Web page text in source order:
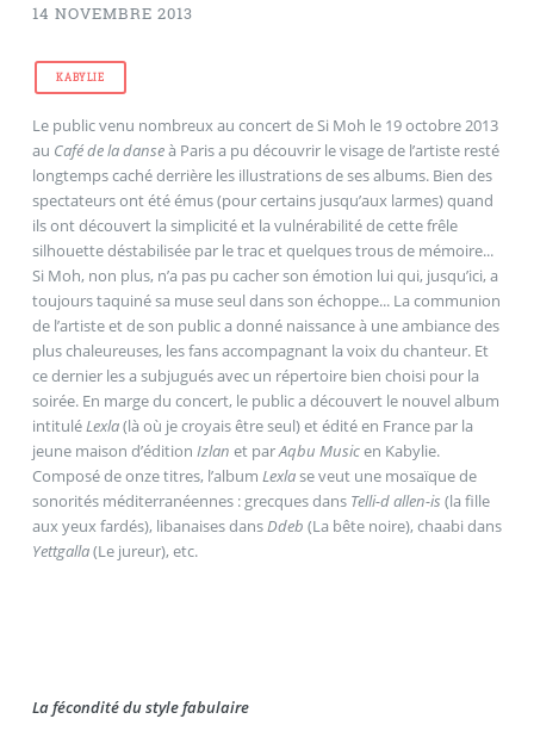
14 NOVEMBRE 2013
KABYLIE
Le public venu nombreux au concert de Si Moh le 19 octobre 2013
au Café de la danseà Paris a pu découvrir le visage de l’artiste resté
longtemps caché derrière les illustrations de ses albums. Bien des
spectateurs ont été émus (pour certains jusqu’aux larmes) quand
ils ont découvert la simplicité et la vulnérabilité de cette frêle
silhouette déstabilisée par le trac et quelques trous de mémoire...
Si Moh, non plus, n’a pas pu cacher son émotion lui qui, jusqu’ici, a
toujours taquiné sa muse seul dans son échoppe... La communion
de l’artiste et de son public a donné naissance à une ambiance des
plus chaleureuses, les fans accompagnant la voix du chanteur. Et
ce dernier les a subjugués avec un répertoire bien choisi pour la
soirée. En marge du concert, le public a découvert le nouvel album
intituléLexla(là où je croyais être seul) et édité en France par la
jeune maison d’édition Izlan et parAqbu Musicen Kabylie.
Composé de onze titres, l’album Lexlase veut une mosaïque de
sonorités méditerranéennes : grecques dans Telli-d allen-is (la fille
aux yeux fardés), libanaises dansDdeb (La bête noire), chaabi dans
Yettgalla(Le jureur), etc.
La fécondité du style fabulaire